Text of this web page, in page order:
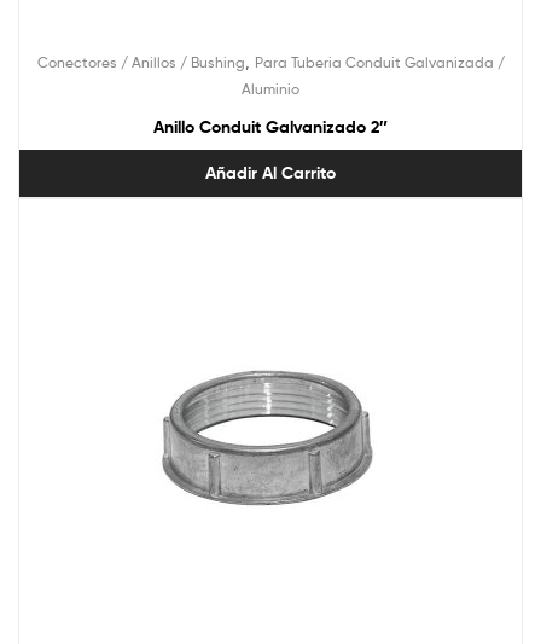
Conectores / Anillos / Bushing
Para Tuberia Conduit Galvanizada /
Aluminio
Anillo Conduit Galvanizado 2″
Añadir Al Carrito